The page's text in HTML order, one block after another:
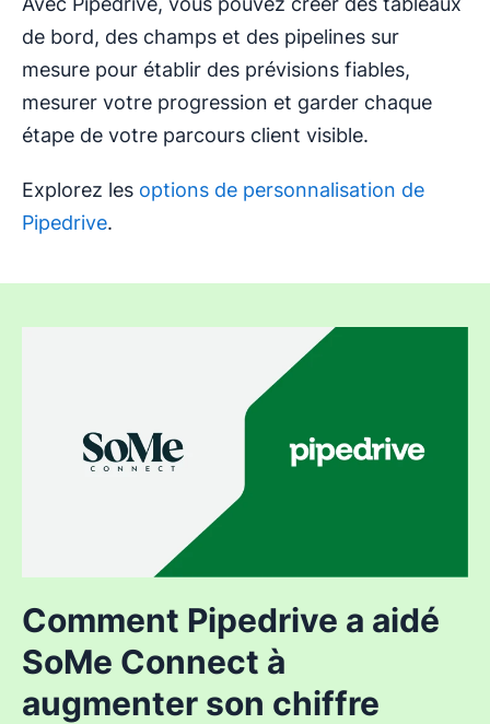
de bord, des champs et des pipelines sur
mesure pour établir des prévisions fiables,
mesurer votre progression et garder chaque
étape de votre parcours client visible.
Explorez les options de personnalisation de
Pipedrive.
Comment Pipedrive a aidé
SoMe Connect à
augmenter son chiffre